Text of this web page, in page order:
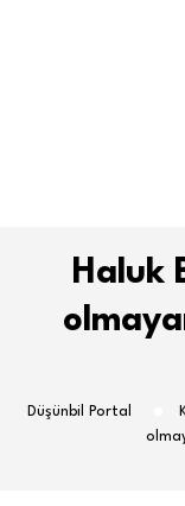
Haluk
Düşünbil Portal